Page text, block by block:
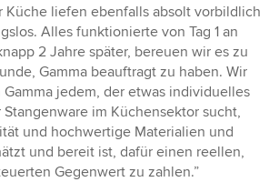
Küche liefen ebenfalls absolt vorbildlich
Alles funktionierte von Tag 1 an
2 Jahre später, bereuen wir es zu
Gamma beauftragt zu haben. Wir
jedem, der etwas individuelles
Stangenware im Küchensektor sucht,
und hochwertige Materialien und
und bereit ist, dafür einen reellen,
Gegenwert zu zahlen.”